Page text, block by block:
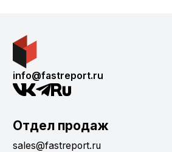
info@fastreport.ru
Отдел продаж
sales@fastreport.ru